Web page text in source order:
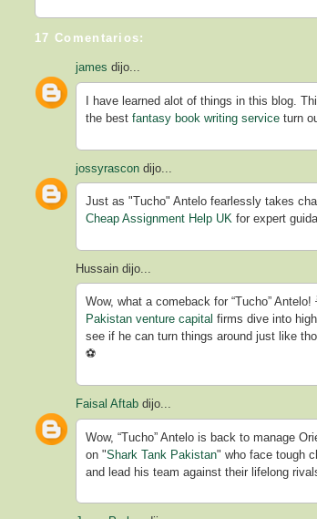
17 Comentarios:
james dijo...
I have learned alot of things in this blog.
the bestfantasy book writing service turn
jossyrascon dijo...
Just as "Tucho" Antelo fearlessly takes
Cheap Assignment Help UK for expert
Hussain dijo...
Wow, what a comeback for “Tucho”
Pakistan venture capital firms dive into
see if he can turn things around just like
⚽
Faisal Aftab dijo...
Wow, “Tucho” Antelo is back to manage
on "Shark Tank Pakistan" who face tough
and lead his team against their lifelong